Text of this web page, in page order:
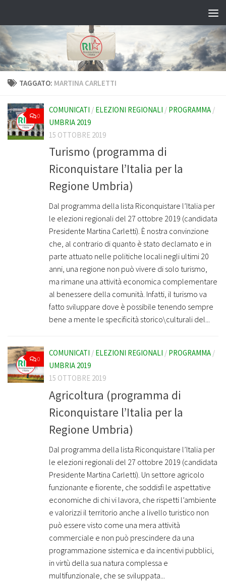
TAGGATO: MARTINA CARLETTI
0
COMUNICATI / ELEZIONI REGIONALI / PROGRAMMA /
UMBRIA 2019
15 OTTOBRE 2019
Turismo (programma di
Riconquistare l’Italia per la
Regione Umbria)
Dal programma della lista Riconquistare l’Italia per
le elezioni regionali del 27 ottobre 2019 (candidata
Presidente Martina Carletti). È nostra convinzione
che, al contrario di quanto è stato declamato e in
parte attuato nelle politiche locali negli ultimi 20
anni, una regione non può vivere di solo turismo,
ma rimane una attività economica complementare
al benessere della comunità. Infatti, il turismo va
fatto sviluppare dove è possibile tenendo sempre
bene a mente le specificità storico\culturali del...
0
COMUNICATI / ELEZIONI REGIONALI / PROGRAMMA /
UMBRIA 2019
15 OTTOBRE 2019
Agricoltura (programma di
Riconquistare l’Italia per la
Regione Umbria)
Dal programma della lista Riconquistare l’Italia per
le elezioni regionali del 27 ottobre 2019 (candidata
Presidente Martina Carletti). Un settore agricolo
funzionante e fiorente, che soddisfi le aspettative
economiche di chi vi lavora, che rispetti l’ambiente
e valorizzi il territorio anche a livello turistico non
può essere visto come una mera attività
commerciale e non può prescindere da una
programmazione sistemica e da incentivi pubblici,
in virtù della sua natura complessa e
multifunzionale, che se sviluppata...